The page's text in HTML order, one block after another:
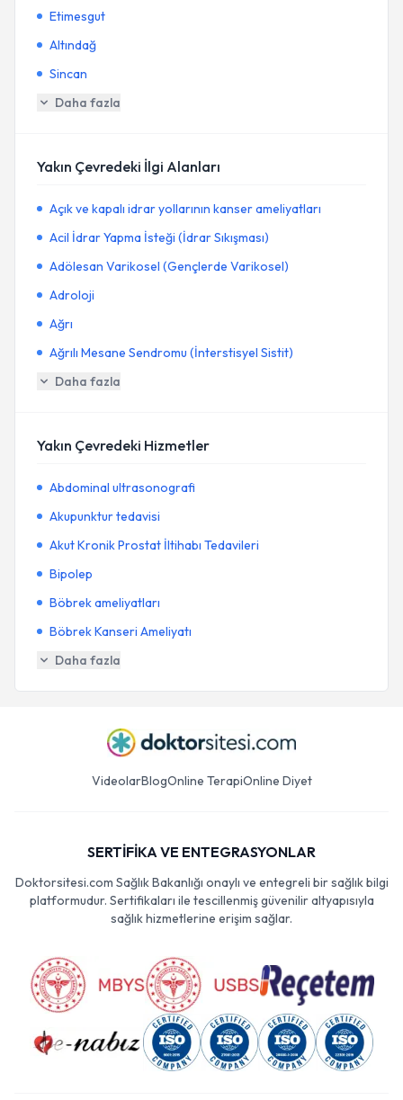
Etimesgut
Altındağ
Sincan
Daha fazla
Yakın Çevredeki İlgi Alanları
Açık ve kapalı idrar yollarının kanser ameliyatları
Acil İdrar Yapma İsteği (İdrar Sıkışması)
Adölesan Varikosel (Gençlerde Varikosel)
Adroloji
Ağrı
Ağrılı Mesane Sendromu (İnterstisyel Sistit)
Daha fazla
Yakın Çevredeki Hizmetler
Abdominal ultrasonografi
Akupunktur tedavisi
Akut Kronik Prostat İltihabı Tedavileri
Bipolep
Böbrek ameliyatları
Böbrek Kanseri Ameliyatı
Daha fazla
VideolarBlogOnline TerapiOnline Diyet
SERTİFİKA VE ENTEGRASYONLAR
Doktorsitesi.com Sağlık Bakanlığı onaylı ve entegreli bir sağlık bilgi
platformudur. Sertifikaları ile tescillenmiş güvenilir altyapısıyla
sağlık hizmetlerine erişim sağlar.